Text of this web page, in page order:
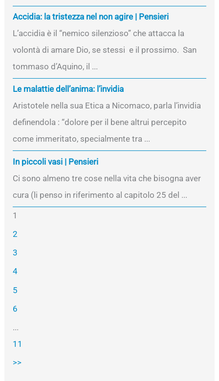
Accidia: la tristezza nel non agire | Pensieri
L’accidia è il “nemico silenzioso” che attacca la
volontà di amare Dio, se stessi e il prossimo. San
tommaso d’Aquino, il ...
Le malattie dell’anima: l’invidia
Aristotele nella sua Etica a Nicomaco, parla l’invidia
definendola : “dolore per il bene altrui percepito
come immeritato, specialmente tra ...
In piccoli vasi | Pensieri
Ci sono almeno tre cose nella vita che bisogna aver
cura (li penso in riferimento al capitolo 25 del ...
1
2
3
4
5
6
...
11
>>